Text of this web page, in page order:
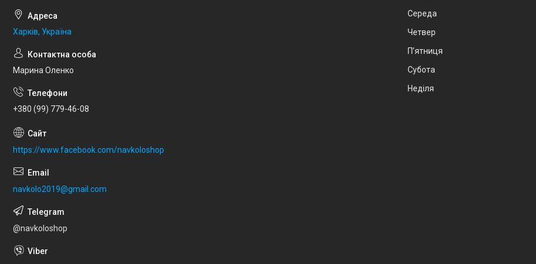
Харків, Україна
Марина Оленко
+380 (99) 779-46-08
https://www.facebook.com/navkoloshop
navkolo2019@gmail.com
@navkoloshop
Середа
Четвер
Пʼятниця
Субота
Неділя